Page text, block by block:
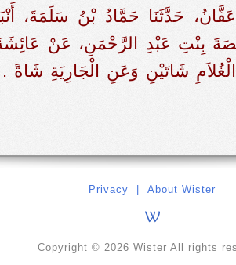
حَدَّثَنَا حَمَّادُ بْنُ سَلَمَةَ،
عَبْدِ الرَّحْمَنِ، عَنْ
شَاتَيْنِ وَعَنِ الْجَارِيَةِ شَاةً ‏.‏
Privacy About Wister
Copyright © 2026 Wister All rights